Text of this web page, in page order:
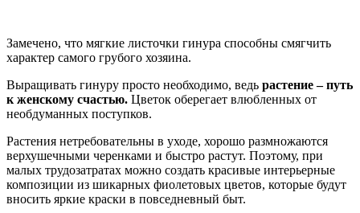
Замечено, что мягкие листочки гинура способны смягчить
характер самого грубого хозяина.
Выращивать гинуру просто необходимо, ведь растение – путь
к женскому счастью. Цветок оберегает влюбленных от
необдуманных поступков.
Растения нетребовательны в уходе, хорошо размножаются
верхушечными черенками и быстро растут. Поэтому, при
малых трудозатратах можно создать красивые интерьерные
композиции из шикарных фиолетовых цветов, которые будут
вносить яркие краски в повседневный быт.